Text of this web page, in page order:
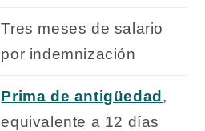
Tres meses de salario
por indemnización
Prima de antigüedad ,
equivalente a 12 días